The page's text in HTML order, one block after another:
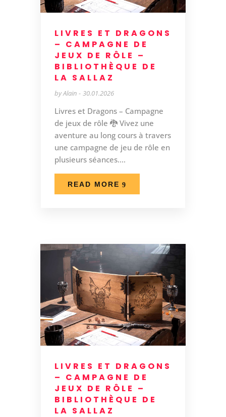
LIVRES ET DRAGONS
– CAMPAGNE DE
JEUX DE RÔLE –
BIBLIOTHÈQUE DE
LA SALLAZ
byAlain 30.01.2026
Livres et Dragons – Campagne
de jeux de rôle 🐉 Vivez une
aventure au long cours à travers
une campagne de jeu de rôle en
plusieurs séances....
READ MORE
LIVRES ET DRAGONS
– CAMPAGNE DE
JEUX DE RÔLE –
BIBLIOTHÈQUE DE
LA SALLAZ